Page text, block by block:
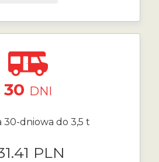
30 DNI
30-dniowa do 3,5 t
PLN